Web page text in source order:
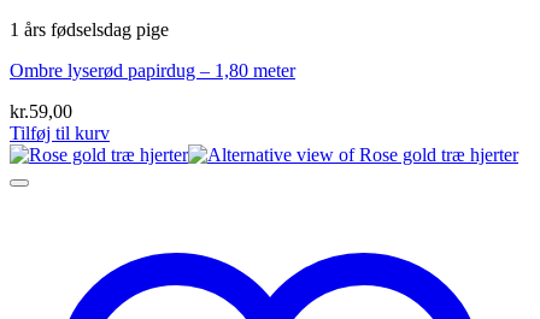
1 års fødselsdag pige
Ombre lyserød papirdug – 1,80 meter
kr.59,00
Tilføj til kurv